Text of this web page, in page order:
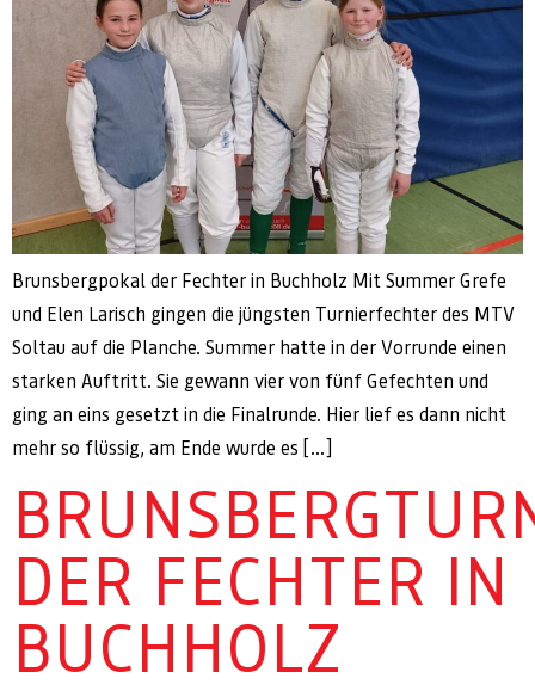
Brunsbergpokal der Fechter in Buchholz Mit Summer Grefe
und Elen Larisch gingen die jüngsten Turnierfechter des MTV
Soltau auf die Planche. Summer hatte in der Vorrunde einen
starken Auftritt. Sie gewann vier von fünf Gefechten und
ging an eins gesetzt in die Finalrunde. Hier lief es dann nicht
mehr so flüssig, am Ende wurde es […]
DER FECHTER IN
BUCHHOLZ